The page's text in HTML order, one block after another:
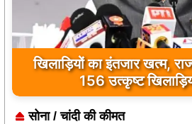
खिलाड़ियों का इंतजार खत्म,
156 उत्कृष्ट
सोना / चांदी की कीमत